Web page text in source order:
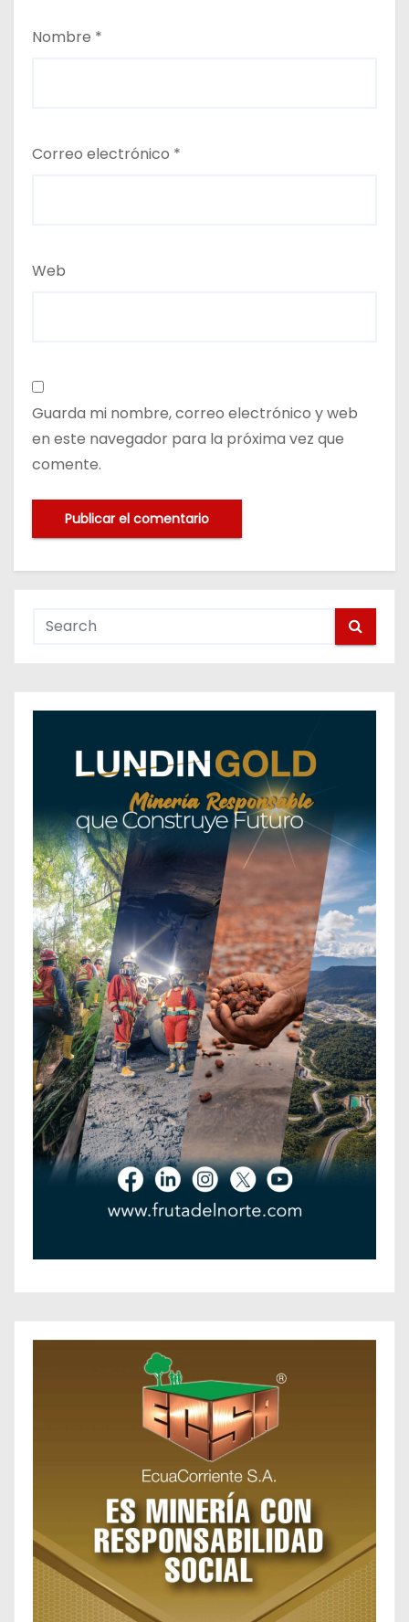
Nombre *
Correo electrónico *
Web
Guarda mi nombre, correo electrónico y web
en este navegador para la próxima vez que
comente.